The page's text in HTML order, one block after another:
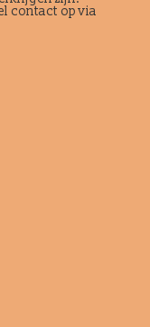
contact op via